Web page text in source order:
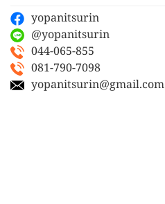
yopanitsurin
@yopanitsurin
044-065-855
081-790-7098
yopanitsurin@gmail.com